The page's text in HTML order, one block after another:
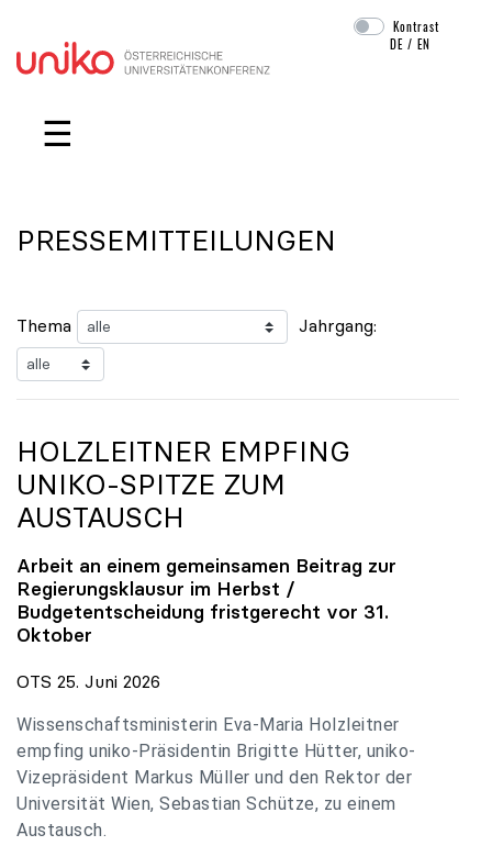
Navigation überspringen
Kontrast
DE /EN
☰
PRESSEMITTEILUNGEN
Thema Jahrgang:
HOLZLEITNER EMPFING
UNIKO-SPITZE ZUM
AUSTAUSCH
Arbeit an einem gemeinsamen Beitrag zur
Regierungsklausur im Herbst /
Budgetentscheidung fristgerecht vor 31.
Oktober
OTS 25. Juni 2026
Wissenschaftsministerin Eva-Maria Holzleitner
empfing uniko-Präsidentin Brigitte Hütter, uniko-
Vizepräsident Markus Müller und den Rektor der
Universität Wien, Sebastian Schütze, zu einem
Austausch.